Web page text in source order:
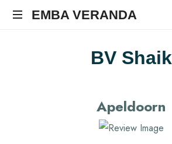
EMBA VERANDA
BV Shaik
Apeldoorn